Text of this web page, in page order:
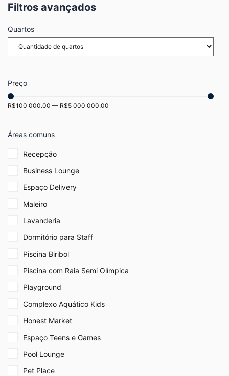
Filtros avançados
Quartos
Preço
R$100 000.00 — R$5 000 000.00
Áreas comuns
Recepção
Business Lounge
Espaço Delivery
Maleiro
Lavanderia
Dormitório para Staff
Piscina Biribol
Piscina com Raia Semi Olímpica
Playground
Complexo Aquático Kids
Honest Market
Espaço Teens e Games
Pool Lounge
Pet Place